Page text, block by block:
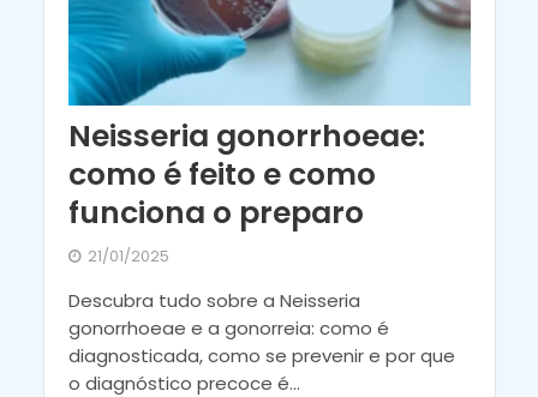
Neisseria gonorrhoeae:
como é feito e como
funciona o preparo
21/01/2025
Descubra tudo sobre a Neisseria
gonorrhoeae e a gonorreia: como é
diagnosticada, como se prevenir e por que
o diagnóstico precoce é...